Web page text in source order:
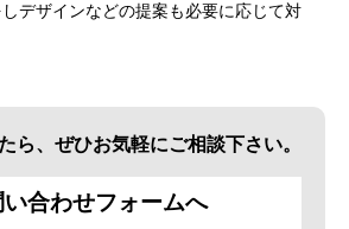
デザインなどの提案も必要に応じて対
ら、ぜひお気軽にご相談下さい。
い合わせフォームへ